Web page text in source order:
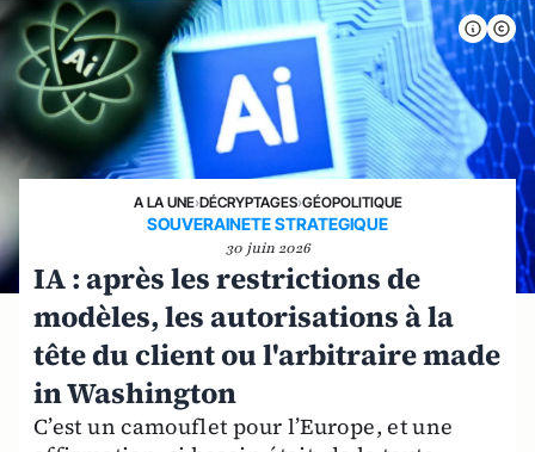
A LA UNE›DÉCRYPTAGES›GÉOPOLITIQUE
SOUVERAINETE STRATEGIQUE
30 juin 2026
IA : après les restrictions de
modèles, les autorisations à la
tête du client ou l'arbitraire made
in Washington
C’est un camouflet pour l’Europe, et une